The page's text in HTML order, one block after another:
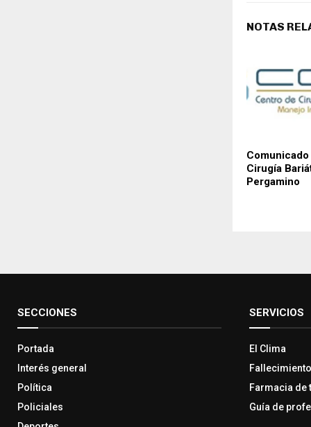
NOTAS
Cirugía
Pergamino
SECCIONES
Portada
Interés general
Política
Policiales
SERVICIOS
El Clima
Farmacia de
Guía de